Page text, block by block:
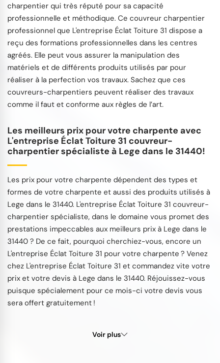
charpentier qui très réputé pour sa capacité
professionnelle et méthodique. Ce couvreur charpentier
professionnel que L'entreprise Éclat Toiture 31 dispose a
reçu des formations professionnelles dans les centres
agréés. Elle peut vous assurer la manipulation des
matériels et de différents produits utilisés par pour
réaliser à la perfection vos travaux. Sachez que ces
couvreurs-charpentiers peuvent réaliser des travaux
comme il faut et conforme aux règles de l’art.
Les meilleurs prix pour votre charpente avec
L'entreprise Éclat Toiture 31 couvreur-
charpentier spécialiste à Lege dans le 31440!
Les prix pour votre charpente dépendent des types et
formes de votre charpente et aussi des produits utilisés à
Lege dans le 31440. L'entreprise Éclat Toiture 31 couvreur-
charpentier spécialiste, dans le domaine vous promet des
prestations impeccables aux meilleurs prix à Lege dans le
31440 ? De ce fait, pourquoi cherchiez-vous, encore un
L'entreprise Éclat Toiture 31 pour votre charpente ? Venez
chez L'entreprise Éclat Toiture 31 et commandez vite votre
prix et votre devis à Lege dans le 31440. Réjouissez-vous
puisque spécialement pour ce mois-ci votre devis vous
sera offert gratuitement !
Voir plus